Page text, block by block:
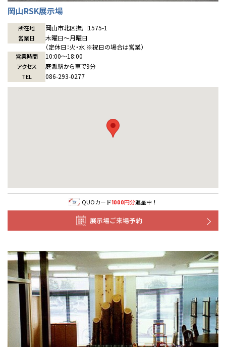
24時間対応コールセンター
デザイン賞各種受賞
セントラルヒーティング
住まいのコラム
住まいのお手入れ集
安心の管理体制
ギャラリー
会社情報 トップ
ニュースリリース
代表ごあいさつ
CMギャラリー
採用情報
お問い合わせ
岡山RSK展示場
所在地 岡山市北区撫川1575-1
営業日
木曜日〜月曜日
（定休日：火・水 ※祝日の場合は営業）
営業時間 10:00〜18:00
アクセス 庭瀬駅から車で9分
TEL 086-293-0277
QUOカード1000円分進呈中！
展示場ご来場予約
北海道
札幌
道央
道北
東北
青森
秋田
甲信越・北陸
新潟
関東
お近くのイベント
北海道
札幌
札幌
小樽
道央
苫小牧千歳
小樽
道北
旭川
東北
青森県
八戸
青森
秋田県
秋田
甲信越・北陸
新潟県
新潟
長岡
関東